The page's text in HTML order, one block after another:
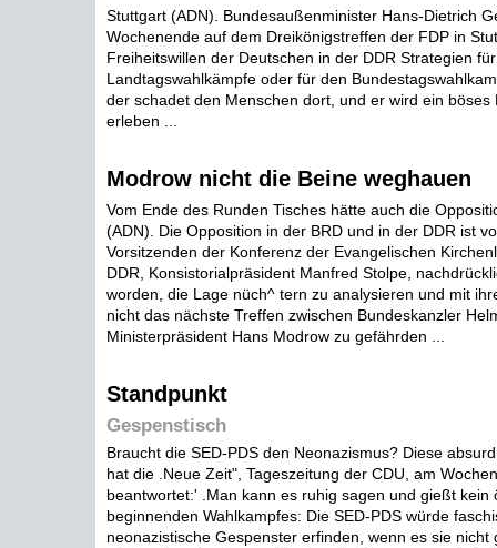
Stuttgart (ADN). Bundesaußenminister Hans-Dietrich
Wochenende auf dem Dreikönigstreffen der FDP in
Freiheitswillen der Deutschen in der DDR Strategien für
Landtagswahlkämpfe oder für den
der schadet den Menschen dort, und er wird ein böses
erleben ...
Modrow nicht die Beine weghauen
Vom Ende des Runden Tisches hätte auch die
(ADN). Die Opposition in der BRD und in der DDR ist
Vorsitzenden der Konferenz der Evangelischen
DDR, Konsistorialpräsident Manfred Stolpe,
worden, die Lage nüch^ tern zu analysieren und mit
nicht das nächste Treffen zwischen Bundeskanzler
Ministerpräsident Hans Modrow zu gefährden ...
Standpunkt
Gespenstisch
Braucht die SED-PDS den Neonazismus? Diese
hat die .Neue Zeit", Tageszeitung der CDU, am
beantwortet:' .Man kann es ruhig sagen und gießt kein
beginnenden Wahlkampfes: Die SED-PDS würde
neonazistische Gespenster erfinden, wenn es sie nicht